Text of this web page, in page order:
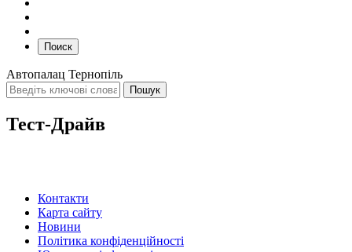
Поиск
Автопалац Тернопіль
Тест-Драйв
Контакти
Карта сайту
Новини
Політика конфіденційності